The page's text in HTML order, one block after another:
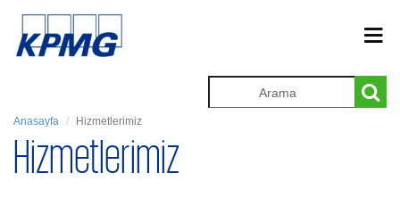
Anasayfa Hizmetlerimiz
Hizmetlerimiz